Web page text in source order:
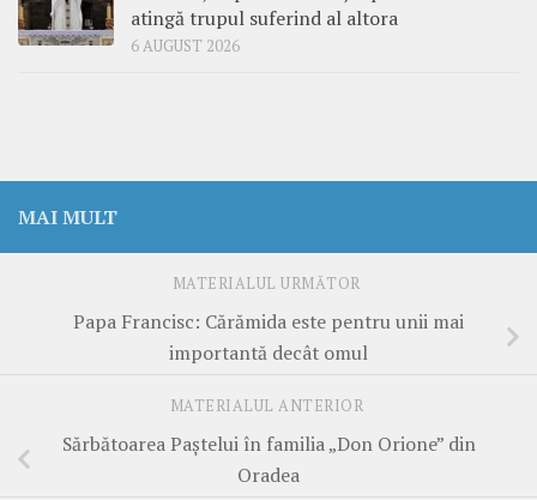
atingă trupul suferind al altora
6 AUGUST 2026
MAI MULT
MATERIALUL URMĂTOR
Papa Francisc: Cărămida este pentru unii mai
importantă decât omul
MATERIALUL ANTERIOR
Sărbătoarea Paştelui în familia „Don Orione” din
Oradea